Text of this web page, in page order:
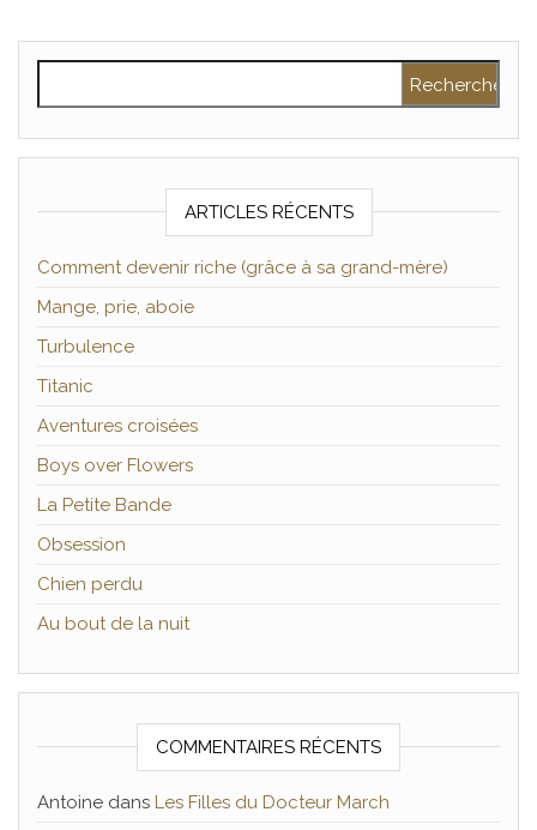
ARTICLES RÉCENTS
Comment devenir riche (grâce à sa grand-mère)
Mange, prie, aboie
Turbulence
Titanic
Aventures croisées
Boys over Flowers
La Petite Bande
Obsession
Chien perdu
Au bout de la nuit
COMMENTAIRES RÉCENTS
Antoine dans Les Filles du Docteur March